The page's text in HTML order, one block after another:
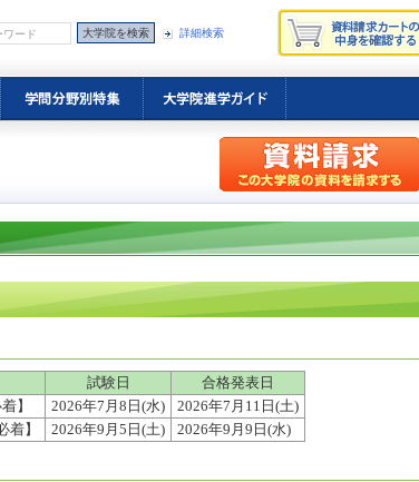
詳細検索
試験日
合格発表日
】 2026年7月8日(水)
2026年7月11日(土)
着】 2026年9月5日(土) 2026年9月9日(水)